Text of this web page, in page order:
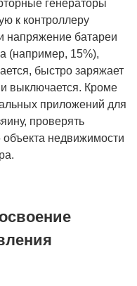
генераторы
к контроллеру
напряжение батареи
(например, 15%),
быстро заряжает
выключается. Кроме
приложений для
проверять
недвижимости